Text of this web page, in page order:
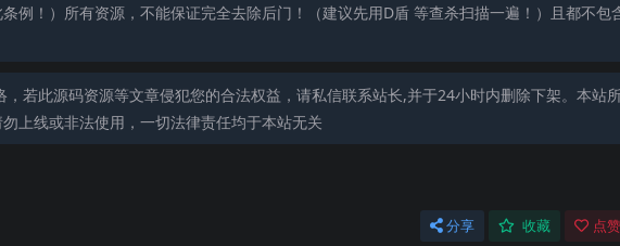
例！）所有资源，不能保证完全去除后门！（建议先用D盾 等查杀扫描一遍！）且都不包
，若此源码资源等文章侵犯您的合法权益，请私信联系站长,并于24小时内删除下架。本站
上线或非法使用，一切法律责任均于本站无关
分享 收藏 点